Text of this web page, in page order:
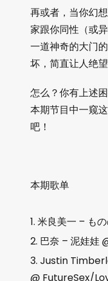
再或者，当你幻
家跟你同性（或
一道神奇的大门
坏，简直让人绝望
怎么？你有上述
本期节目中一窥
吧！
本期歌单
米良美一 – も
巴奈 – 泥娃娃
Justin
@ FutureSex/